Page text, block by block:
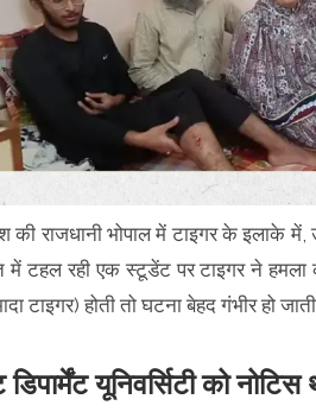
की राजधानी भोपाल में टाइगर के इलाके
में टहल रही एक स्टूडेंट पर टाइगर ने
टाइगर) होती तो घटना बेहद गंभीर हो
यूनिवर्सिटी को नोटिस